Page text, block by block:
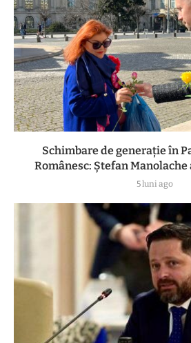
Schimbare de generație în
Românesc: Ștefan
5 luni ago